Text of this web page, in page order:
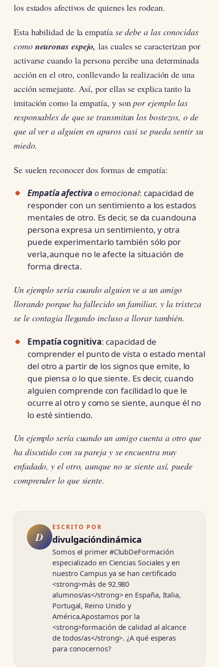
los estados afectivos de quienes les rodean.
Esta habilidad de la empatía se debe a las conocidas
como neuronas espejo, las cuales se caracterizan por
activarse cuando la persona percibe una determinada
acción en el otro, conllevando la realización de una
acción semejante. Así, por ellas se explica tanto la
imitación como la empatía, y sonpor ejemplo las
responsables de que se transmitan los bostezos, o de
que al ver a alguien en apuros casi se pueda sentir su
miedo.
Se suelen reconocer dos formas de empatía:
Empatía afectivao emocional: capacidad de
responder con un sentimiento a los estados
mentales de otro. Es decir, se da cuandouna
persona expresa un sentimiento, y otra
puede experimentarlo también sólo por
verla,aunque no le afecte la situación de
forma directa.
Un ejemplo sería cuando alguien ve a un amigo
llorando porque ha fallecido un familiar, y la tristeza
se le contagia llegando incluso a llorar también.
Empatía cognitiva: capacidad de
comprender el punto de vista o estado mental
del otro a partir de los signos que emite, lo
que piensa o lo que siente. Es decir, cuando
alguien comprende con facilidad lo que le
ocurre al otro y como se siente, aunque él no
lo esté sintiendo.
Un ejemplo sería cuando un amigo cuenta a otro que
ha discutido con su pareja y se encuentra muy
enfadado, y el otro, aunque no se siente así, puede
comprender lo que siente.
D
ESCRITO POR
divulgacióndinámica
Somos el primer #ClubDeFormación
especializado en Ciencias Sociales y en
nuestro Campus ya se han certificado
<strong>más de 92.980
alumnos/as</strong> en España, Italia,
Portugal, Reino Unido y
América.Apostamos por la
<strong>formación de calidad al alcance
de todos/as</strong>. ¿A qué esperas
para conocernos?